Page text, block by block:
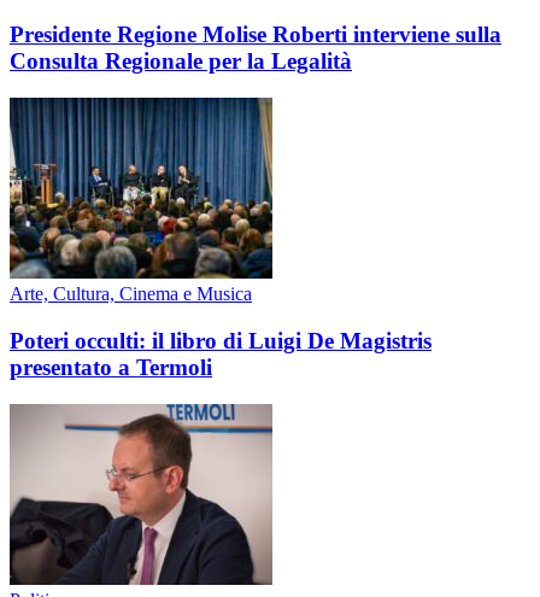
Presidente Regione Molise Roberti interviene sulla
Consulta Regionale per la Legalità
Arte, Cultura, Cinema e Musica
Poteri occulti: il libro di Luigi De Magistris
presentato a Termoli